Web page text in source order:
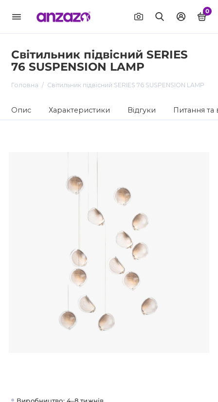
0
Світильник підвісний SERIES
76 SUSPENSION LAMP
Головна Світильник підвісний SERIES 76 SUSPENSION LAMP
Опис Характеристики Відгуки Питання та